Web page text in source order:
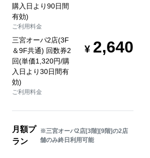
購入日より90日間
有効)
ご利用料金
三宮オーパ2店(3F
＆9F共通) 回数券2
回(単価1,320円/購
入日より30日間有
効)
ご利用料金
2,640
月額プ
ラン
※三宮オーパ2店[3階][9階]の2店
舗のみ終日利用可能